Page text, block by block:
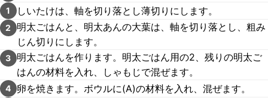
1 しいたけは、軸を切り落とし薄切りにします。
2
明太ごはんと、明太あんの大葉は、軸を切り落とし、粗み
じん切りにします。
3
明太ごはんを作ります。明太ごはん用の2、残りの明太ご
はんの材料を入れ、しゃもじで混ぜます。
4 卵を焼きます。ボウルに(A)の材料を入れ、混ぜます。